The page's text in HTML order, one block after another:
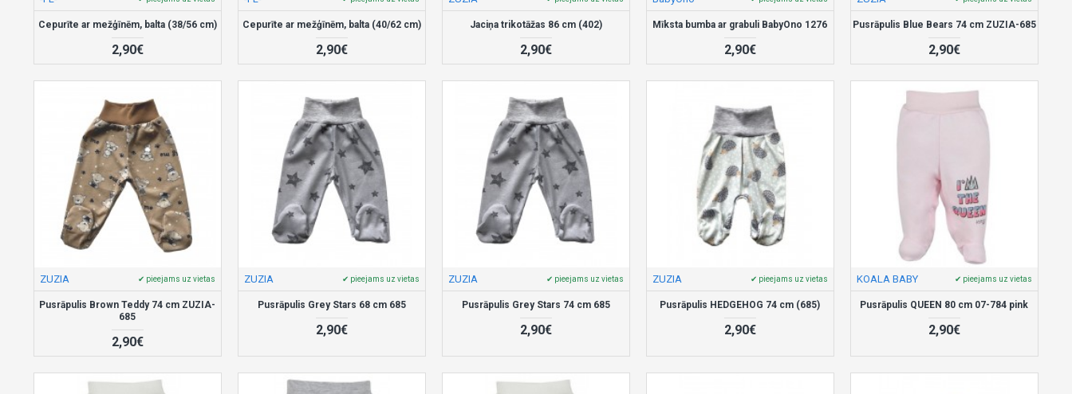
Cepurīte ar mežģīnēm, balta (38/56 cm)
2,90€
Cepurīte ar mežģīnēm, balta (40/62 cm)
2,90€
Jaciņa trikotāžas 86 cm (402)
2,90€
Mīksta bumba ar grabuli BabyOno 1276
2,90€
Pusrāpulis Blue Bears 74 cm ZUZIA-685
2,90€
ZUZIA ✔ pieejams uz vietas
Pusrāpulis Brown Teddy 74 cm ZUZIA-
685
2,90€
ZUZIA ✔ pieejams uz vietas
Pusrāpulis Grey Stars 68 cm 685
2,90€
ZUZIA ✔ pieejams uz vietas
Pusrāpulis Grey Stars 74 cm 685
2,90€
ZUZIA ✔ pieejams uz vietas
Pusrāpulis HEDGEHOG 74 cm (685)
2,90€
KOALA BABY ✔ pieejams uz vietas
Pusrāpulis QUEEN 80 cm 07-784 pink
2,90€